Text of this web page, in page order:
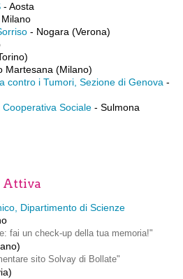
- Aosta
- Nogara (Verona)
Martesana (Milano)
contro i Tumori, Sezione di Genova -
Sociale - Sulmona
Attiva
Dipartimento di Scienze
fai un check-up della tua memoria!"
sito Solvay di Bollate"